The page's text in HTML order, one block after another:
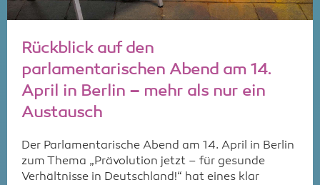
Rückblick auf den
parlamentarischen Abend am 14.
April in Berlin – mehr als nur ein
Austausch
Der Parlamentarische Abend am 14. April in Berlin
zum Thema „Prävolution jetzt – für gesunde
Verhältnisse in Deutschland!“ hat eines klar